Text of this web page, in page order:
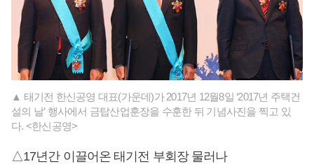
▲ 태기전 한신공영 대표(가운데)가 2017년 12월8일 ‘2017년 주택건
설의 날’ 행사에서 금탑산업훈장을 수훈한 뒤 기념사진을 찍고 있
다. <한신공영>
△17년간 이끌어온 태기전 부회장 물러나